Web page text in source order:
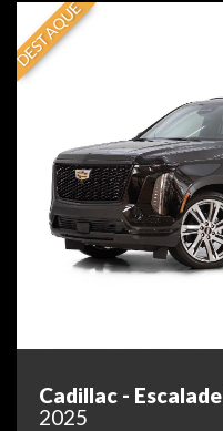
DESTAQUE
Cadillac - Escalade
2025